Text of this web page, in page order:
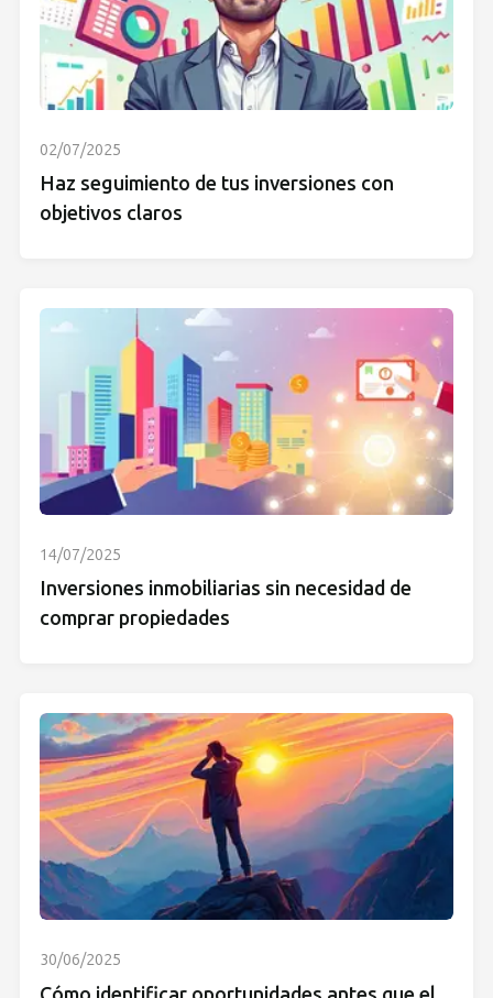
02/07/2025
Haz seguimiento de tus inversiones con
objetivos claros
14/07/2025
Inversiones inmobiliarias sin necesidad de
comprar propiedades
30/06/2025